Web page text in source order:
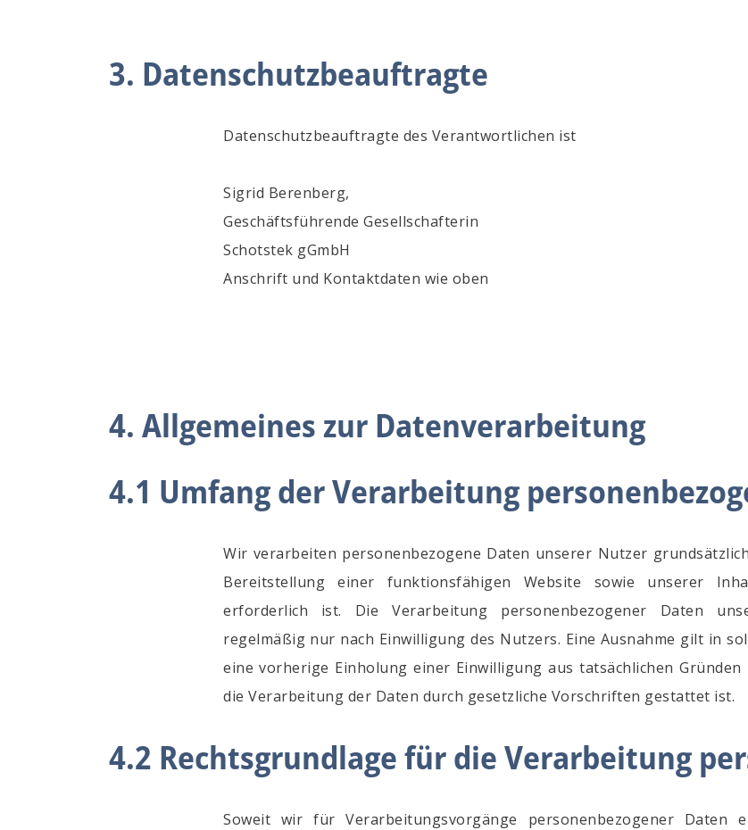
3. Datenschutzbeauftragte
Datenschutzbeauftragte des Verantwortlichen ist
Sigrid Berenberg,
Geschäftsführende Gesellschafterin
Schotstek gGmbH
Anschrift und Kontaktdaten wie oben
4. Allgemeines zur Datenverarbeitung
4.1 Umfang der Verarbeitung
Wir verarbeiten personenbezogene Daten unserer Nutzer
Bereitstellung einer funktionsfähigen Website sowie unserer
erforderlich ist. Die Verarbeitung personenbezogener Daten
regelmäßig nur nach Einwilligung des Nutzers. Eine Ausnahme gilt in
eine vorherige Einholung einer Einwilligung aus tatsächlichen
die Verarbeitung der Daten durch gesetzliche Vorschriften gestattet ist.
4.2 Rechtsgrundlage für die Verarbeitung
Soweit wir für Verarbeitungsvorgänge personenbezogener Daten